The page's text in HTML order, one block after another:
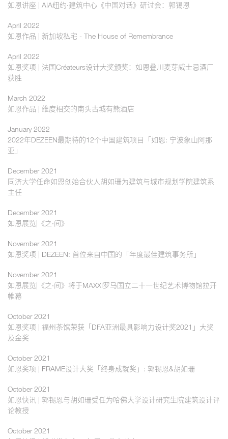
如恩讲座 | AIA纽约·建筑中心《中国对话》研讨会：郭锡恩
April 2022
如恩作品 | 新加坡私宅 - The House of Remembrance
April 2022
如恩奖项 | 法国Créateurs设计大奖颁奖：如恩叠川麦芽威士忌酒厂
获胜
March 2022
如恩作品 | 维度相交的南头古城有熊酒店
January 2022
2022年DEZEEN最期待的12个中国建筑项目「如恩: 宁波象山阿那
亚」
December 2021
同济大学任命如恩创始合伙人胡如珊为建筑与城市规划学院建筑系
主任
December 2021
如恩展览|《之·间》
November 2021
如恩奖项 | DEZEEN: 首位来自中国的「年度最佳建筑事务所」
November 2021
如恩展览|《之·间》将于MAXXI罗马国立二十一世纪艺术博物馆拉开
帷幕
October 2021
如恩奖项 | 福州茶馆荣获「DFA亚洲最具影响力设计奖2021」大奖
及金奖
October 2021
如恩奖项 | FRAME设计大奖「终身成就奖」: 郭锡恩&胡如珊
October 2021
如恩快讯 | 郭锡恩与胡如珊受任为哈佛大学设计研究生院建筑设计评
论教授
October 2021